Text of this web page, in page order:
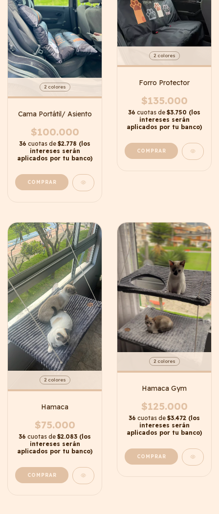
2 colores
Cama Portátil/ Asiento
$100.000
36 cuotas de $2.778 (los
intereses serán
aplicados por tu banco)
COMPRAR
2 colores
Forro Protector
$135.000
36 cuotas de $3.750 (los
intereses serán
aplicados por tu banco)
COMPRAR
2 colores
Hamaca
$75.000
36 cuotas de $2.083 (los
intereses serán
aplicados por tu banco)
COMPRAR
2 colores
Hamaca Gym
$125.000
36 cuotas de $3.472 (los
intereses serán
aplicados por tu banco)
COMPRAR